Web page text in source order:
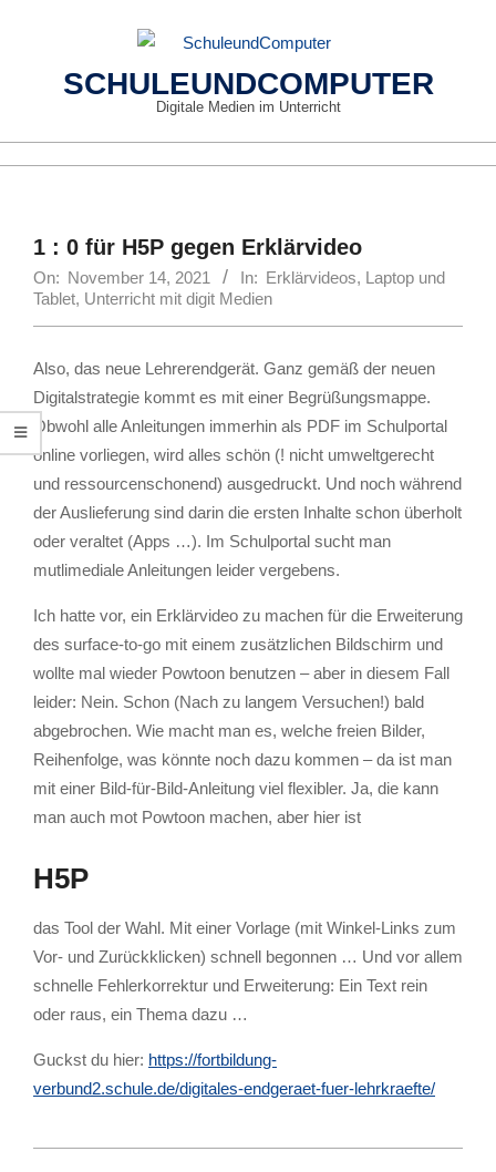
SCHULEUNDCOMPUTER
Digitale Medien im Unterricht
Menu1 : 0 für H5P gegen Erklärvideo
On: November 14, 2021 In: Erklärvideos, Laptop und
Tablet, Unterricht mit digit Medien
Also, das neue Lehrerendgerät. Ganz gemäß der neuen
Digitalstrategie kommt es mit einer Begrüßungsmappe.
Obwohl alle Anleitungen immerhin als PDF im Schulportal
online vorliegen, wird alles schön (! nicht umweltgerecht
und ressourcenschonend) ausgedruckt. Und noch während
der Auslieferung sind darin die ersten Inhalte schon überholt
oder veraltet (Apps …). Im Schulportal sucht man
mutlimediale Anleitungen leider vergebens.
Ich hatte vor, ein Erklärvideo zu machen für die Erweiterung
des surface-to-go mit einem zusätzlichen Bildschirm und
wollte mal wieder Powtoon benutzen – aber in diesem Fall
leider: Nein. Schon (Nach zu langem Versuchen!) bald
abgebrochen. Wie macht man es, welche freien Bilder,
Reihenfolge, was könnte noch dazu kommen – da ist man
mit einer Bild-für-Bild-Anleitung viel flexibler. Ja, die kann
man auch mot Powtoon machen, aber hier ist
H5P
das Tool der Wahl. Mit einer Vorlage (mit Winkel-Links zum
Vor- und Zurückklicken) schnell begonnen … Und vor allem
schnelle Fehlerkorrektur und Erweiterung: Ein Text rein
oder raus, ein Thema dazu …
Guckst du hier: https://fortbildung-
verbund2.schule.de/digitales-endgeraet-fuer-lehrkraefte/